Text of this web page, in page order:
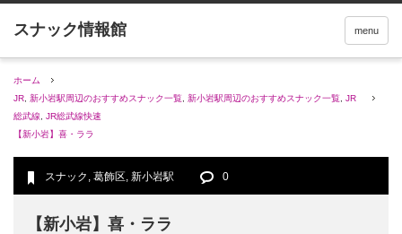
menu
ホーム
JR 新小岩駅周辺のおすすめスナック一覧 新小岩駅周辺のおすすめスナック一覧 JR
総武線
JR総武線快速
【新小岩】喜・ララ
スナック , 葛飾区, 新小岩駅 0
【新小岩】喜・ララ